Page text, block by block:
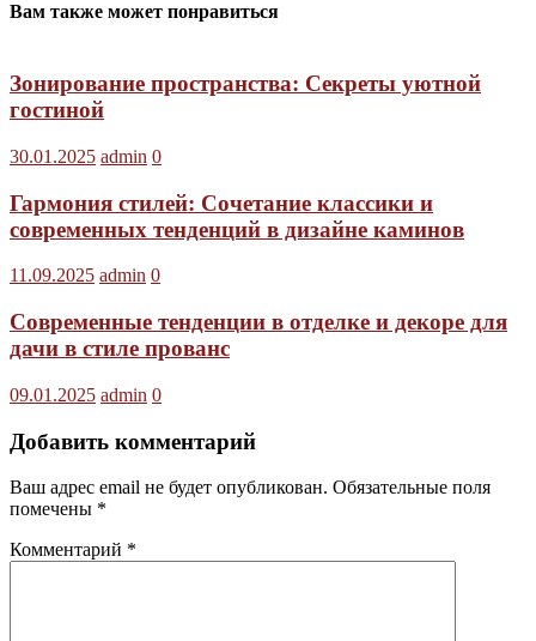
Вам также может понравиться
Зонирование пространства: Секреты уютной
гостиной
30.01.2025 admin 0
Гармония стилей: Сочетание классики и
современных тенденций в дизайне каминов
11.09.2025 admin 0
Современные тенденции в отделке и декоре для
дачи в стиле прованс
09.01.2025 admin 0
Добавить комментарий
Ваш адрес email не будет опубликован. Обязательные поля
помечены *
Комментарий *